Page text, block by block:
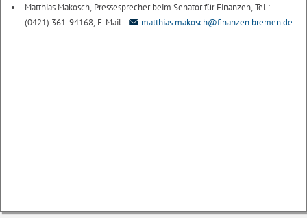
Matthias Makosch, Pressesprecher beim Senator für Finanzen, Tel.:
(0421) 361-94168, E-Mail:
matthias.makosch@finanzen.bremen.de